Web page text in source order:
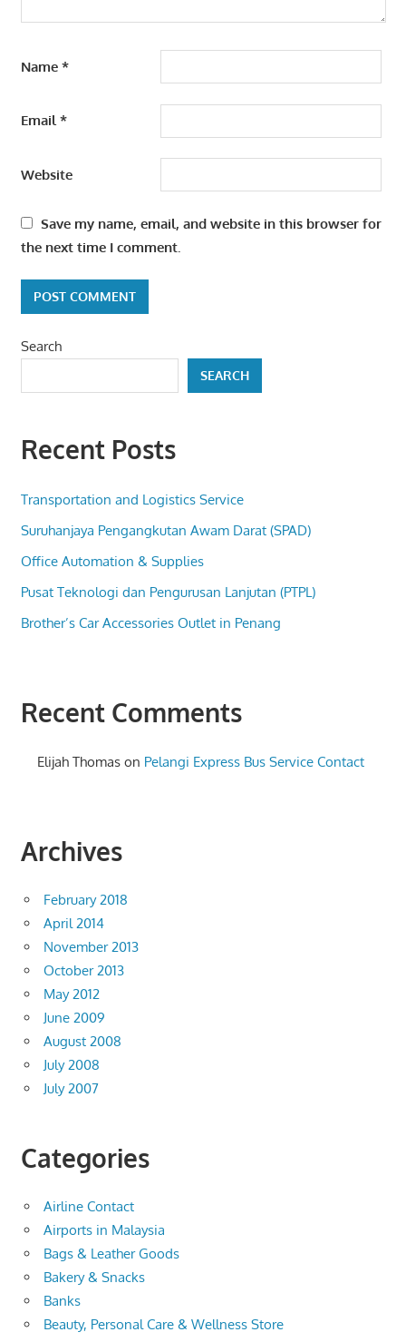
Name *
Email*
Website
Save my name, email, and website in this browser for
the next time I comment.
Search
SEARCH
Recent Posts
Transportation and Logistics Service
Suruhanjaya Pengangkutan Awam Darat (SPAD)
Office Automation & Supplies
Pusat Teknologi dan Pengurusan Lanjutan (PTPL)
Brother’s Car Accessories Outlet in Penang
Recent Comments
Elijah Thomas on Pelangi Express Bus Service Contact
Archives
February 2018
April 2014
November 2013
October 2013
May 2012
June 2009
August 2008
July 2008
July 2007
Categories
Airline Contact
Airports in Malaysia
Bags & Leather Goods
Bakery & Snacks
Banks
Beauty, Personal Care & Wellness Store